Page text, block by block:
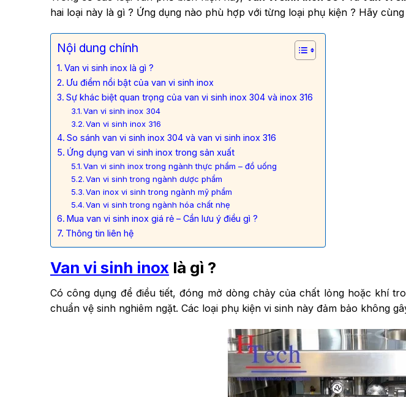
hai loại này là gì ? Ứng dụng nào phù hợp với từng loại phụ kiện ? Hãy
Nội dung chính
Van vi sinh inox là gì ?
Ưu điểm nổi bật của van vi sinh inox
Sự khác biệt quan trọng của van vi sinh inox 304 và inox 316
Van vi sinh inox 304
Van vi sinh inox 316
So sánh van vi sinh inox 304 và van vi sinh inox 316
Ứng dụng van vi sinh inox trong sản xuất
Van vi sinh inox trong ngành thực phẩm – đồ uống
Van vi sinh trong ngành dược phẩm
Van inox vi sinh trong ngành mỹ phẩm
Van vi sinh trong ngành hóa chất nhẹ
Mua van vi sinh inox giá rẻ – Cần lưu ý điều gì ?
Thông tin liên hệ
Van vi sinh inox là gì ?
Có công dụng để điều tiết, đóng mở dòng chảy của chất lỏng hoặc khí
chuẩn vệ sinh nghiêm ngặt. Các loại phụ kiện vi sinh này đảm bảo không